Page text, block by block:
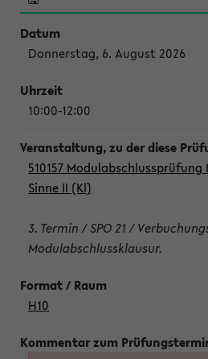
Donnerstag, 6. August 2026
10:00-12:00
510157 Modulabschlussprüfung
Sinne II (Kl)
3. Termin / SPO 21 /
Modulabschlussklausur.
H10